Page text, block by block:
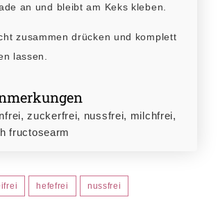
an und bleibt am Keks kleben.
zusammen drücken und komplett
lassen.
fructosearm
hefefrei nussfrei